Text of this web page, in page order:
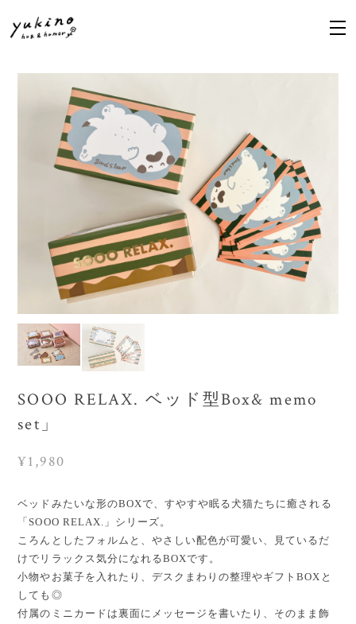
SOOO RELAX. ベッド型Box& memo
set」
¥1,980
ベッドみたいな形のBOXで、すやすや眠る犬猫たちに癒される
「SOOO RELAX.」シリーズ。
ころんとしたフォルムと、やさしい配色が可愛い、見ているだ
けでリラックス気分になれるBOXです。
小物やお菓子を入れたり、デスクまわりの整理やギフトBOXと
しても◎
付属のミニカードは裏面にメッセージを書いたり、そのまま飾